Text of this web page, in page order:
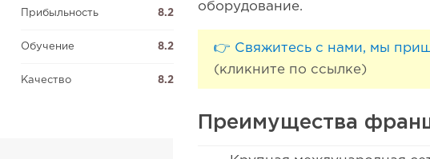
Прибыльность 8.2
Обучение 8.2
Качество 8.2
оборудование.
👉 Свяжитесь с нами, мы
(кликните по ссылке)
Преимущества